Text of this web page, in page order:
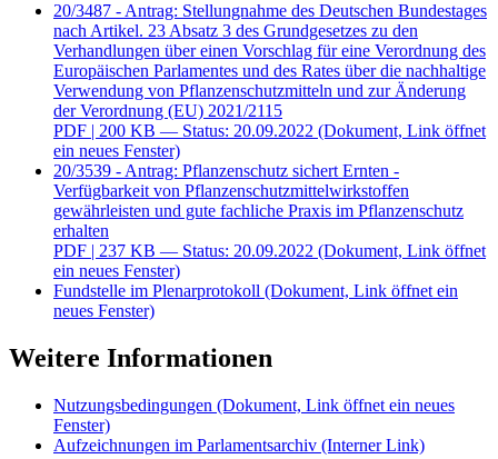
20/3487 - Antrag: Stellungnahme des Deutschen Bundestages
nach Artikel. 23 Absatz 3 des Grundgesetzes zu den
Verhandlungen über einen Vorschlag für eine Verordnung des
Europäischen Parlamentes und des Rates über die nachhaltige
Verwendung von Pflanzenschutzmitteln und zur Änderung
der Verordnung (EU) 2021/2115
PDF | 200 KB — Status: 20.09.2022 (Dokument, Link öffnet
ein neues Fenster)
20/3539 - Antrag: Pflanzenschutz sichert Ernten -
Verfügbarkeit von Pflanzenschutzmittelwirkstoffen
gewährleisten und gute fachliche Praxis im Pflanzenschutz
erhalten
PDF | 237 KB — Status: 20.09.2022 (Dokument, Link öffnet
ein neues Fenster)
Fundstelle im Plenarprotokoll (Dokument, Link öffnet ein
neues Fenster)
Weitere Informationen
Nutzungsbedingungen (Dokument, Link öffnet ein neues
Fenster)
Aufzeichnungen im Parlamentsarchiv (Interner Link)